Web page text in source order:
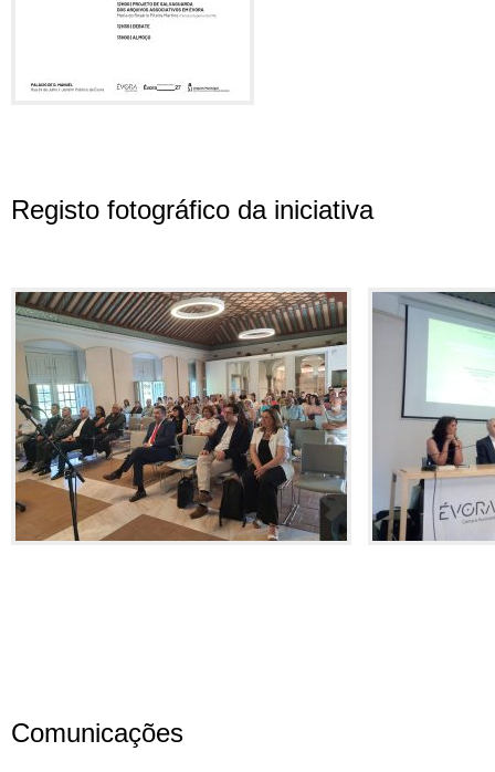
Registo fotográfico da iniciativa
Comunicações